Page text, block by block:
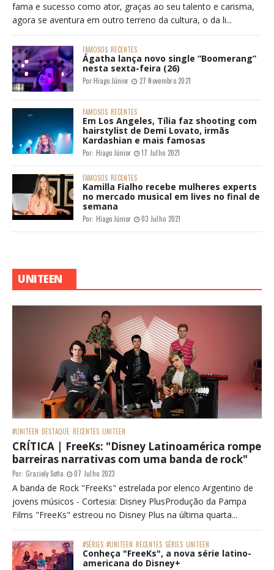
fama e sucesso como ator, graças ao seu talento e carisma,
agora se aventura em outro terreno da cultura, o da li...
FAMOSOS RECENTES
Ágatha lança novo single “Boomerang”
nesta sexta-feira (26)
Por:Hiago Júnior 27 Novembro 2021
FAMOSOS RECENTES
Em Los Angeles, Tília faz shooting com
hairstylist de Demi Lovato, irmãs
Kardashian e mais famosas
Por: Hiago Júnior 17 Julho 2021
FAMOSOS RECENTES
Kamilla Fialho recebe mulheres experts
no mercado musical em lives no final de
semana
Por: Hiago Júnior 03 Julho 2021
UNITEEN
#UNITEEN DESTAQUE RECENTES UNITEEN
CRÍTICA | FreeKs: "Disney Latinoamérica rompe
barreiras narrativas com uma banda de rock"
Por: Graziely Sofia 07 Julho 2023
A banda de Rock "FreeKs" estrelada por elenco Argentino de
jovens músicos - Cortesia: Disney PlusProdução da Pampa
Films "FreeKs" estreou no Disney Plus na última quarta...
#SÉRIES #UNITEEN RECENTES SÉRIES UNITEEN
Conheça "FreeKs", a nova série latino-
americana do Disney+